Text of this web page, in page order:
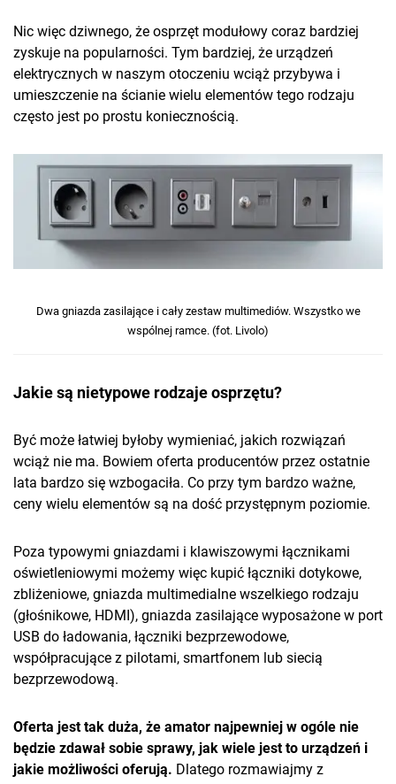
Nic więc dziwnego, że osprzęt modułowy coraz bardziej
zyskuje na popularności. Tym bardziej, że urządzeń
elektrycznych w naszym otoczeniu wciąż przybywa i
umieszczenie na ścianie wielu elementów tego rodzaju
często jest po prostu koniecznością.
Dwa gniazda zasilające i cały zestaw multimediów. Wszystko we
wspólnej ramce. (fot. Livolo)
Jakie są nietypowe rodzaje osprzętu?
Być może łatwiej byłoby wymieniać, jakich rozwiązań
wciąż nie ma. Bowiem oferta producentów przez ostatnie
lata bardzo się wzbogaciła. Co przy tym bardzo ważne,
ceny wielu elementów są na dość przystępnym poziomie.
Poza typowymi gniazdami i klawiszowymi łącznikami
oświetleniowymi możemy więc kupić łączniki dotykowe,
zbliżeniowe, gniazda multimedialne wszelkiego rodzaju
(głośnikowe, HDMI), gniazda zasilające wyposażone w port
USB do ładowania, łączniki bezprzewodowe,
współpracujące z pilotami, smartfonem lub siecią
bezprzewodową.
Oferta jest tak duża, że amator najpewniej w ogóle nie
będzie zdawał sobie sprawy, jak wiele jest to urządzeń i
jakie możliwości oferują. Dlatego rozmawiajmy z